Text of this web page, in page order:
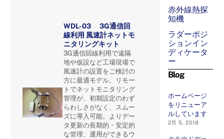
WDL-03 3G通信回
線利用 風速計ネットモ
ニタリングキット
3G通信回線利用で遠隔
地や仮設など工場現場で
風速計の設置をご検討の
方に最適モデル。
リモー
トでネットモニタリング
管理が、初期設定のわず
らわしさがなく、スムー
ズに導入可能。よりデー
タ更新の長期的・安定的
な管理、運用ができるウ
赤外線熱探
知機
ラダーポジ
ションイン
ディケータ
ー
Blog
ホームページ
をリニューア
ルしています
2月 5, 2018